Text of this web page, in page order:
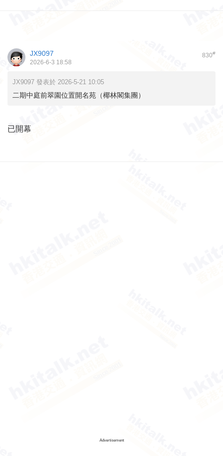
830#
JX9097
2026-6-3 18:58
JX9097 發表於 2026-5-21 10:05
二期中庭前翠園位置開名苑（椰林閣集團）
已開幕
Advertisement